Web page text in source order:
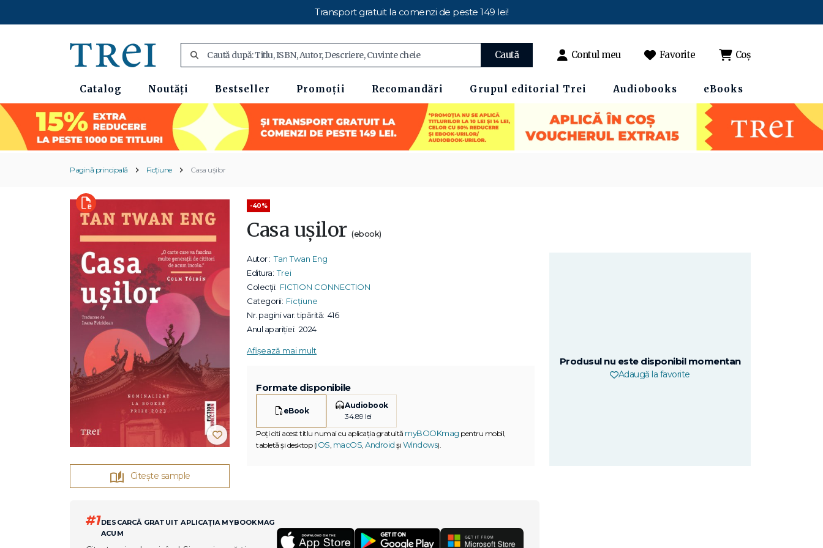
Transport gratuit la comenzi de peste 149 lei!
Caută Contul meu Favorite Coș
Catalog Noutăți Bestseller Promoții Recomandări Grupul editorial Trei Audiobooks eBooks
Pagină principală Ficțiune Casa ușilor
Citește sample
-40%
Casa ușilor (ebook)
Autor : Tan Twan Eng
Editura: Trei
Colecții: FICTION CONNECTION
Categorii: Ficțiune
Nr. pagini var. tipărită: 416
Anul apariției: 2024
Afișează mai mult
Formate disponibile
eBook
Audiobook
34.89 lei
Poți citi acest titlu numai cu aplicația gratuită myBOOKmag pentru mobil,
tabletă și desktop (iOS, macOS, Android și Windows).
Produsul nu este disponibil momentan
Adaugă la favorite
#1DESCARCĂ GRATUIT APLICAȚIA MYBOOKMAG
ACUM